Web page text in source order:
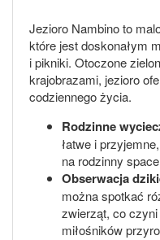
Jezioro Nambino to
które jest doskonałym
i pikniki. Otoczone
krajobrazami, jezioro
codziennego życia.
Rodzinne
łatwe i
na rodzinny
Obserwacja
można spotkać
zwierząt, co
miłośników